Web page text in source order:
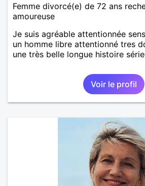
Femme divorcé(e) de 72 ans
amoureuse
Je suis agréable attentionnée
un homme libre attentionné tres
une très belle longue histoire
Voir le profil